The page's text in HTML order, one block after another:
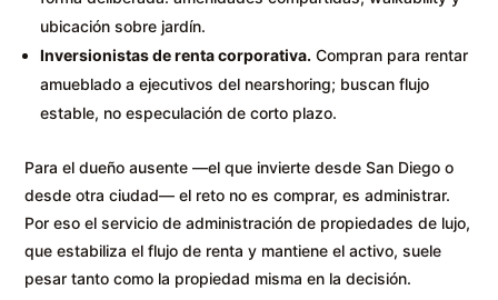
ubicación sobre jardín.
Inversionistas de renta corporativa. Compran para rentar
amueblado a ejecutivos del nearshoring; buscan flujo
estable, no especulación de corto plazo.
Para el dueño ausente —el que invierte desde San Diego o
desde otra ciudad— el reto no es comprar, es administrar.
Por eso el servicio de administración de propiedades de lujo,
que estabiliza el flujo de renta y mantiene el activo, suele
pesar tanto como la propiedad misma en la decisión.